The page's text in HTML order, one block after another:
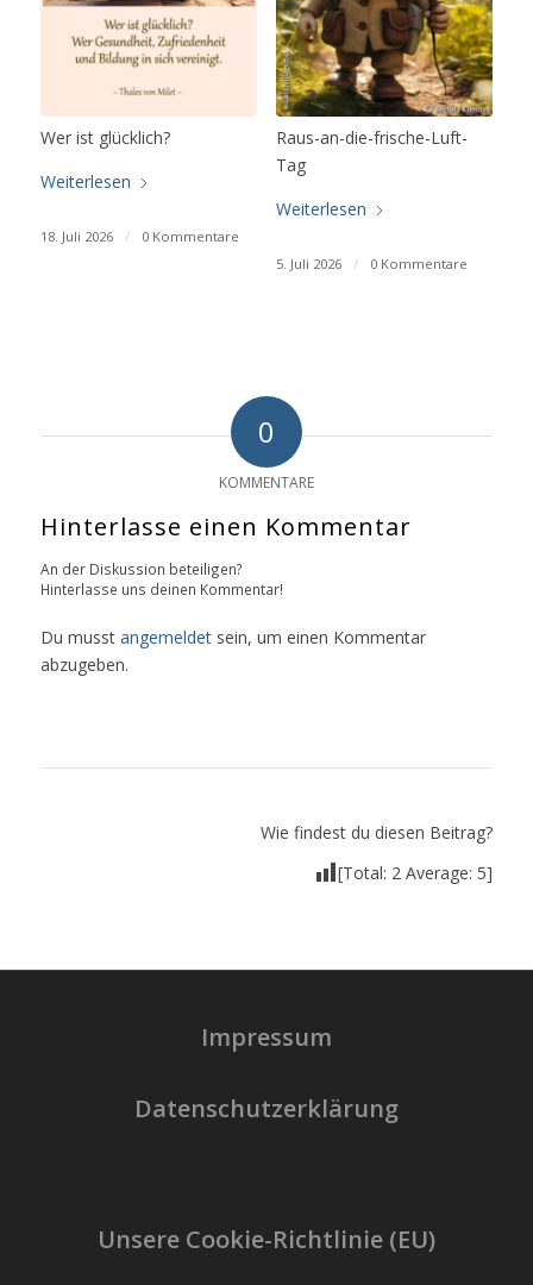
Wer ist glücklich?
Weiterlesen
18. Juli 2026 / 0 Kommentare
Raus-an-die-frische-Luft-
Tag
Weiterlesen
5. Juli 2026 / 0 Kommentare
0
KOMMENTARE
Hinterlasse einen Kommentar
An der Diskussion beteiligen?
Hinterlasse uns deinen Kommentar!
Du musst angemeldetsein, um einen Kommentar
abzugeben.
Wie findest du diesen Beitrag?
[Total: 2 Average: 5]
Impressum
Datenschutzerklärung
Unsere Cookie-Richtlinie (EU)